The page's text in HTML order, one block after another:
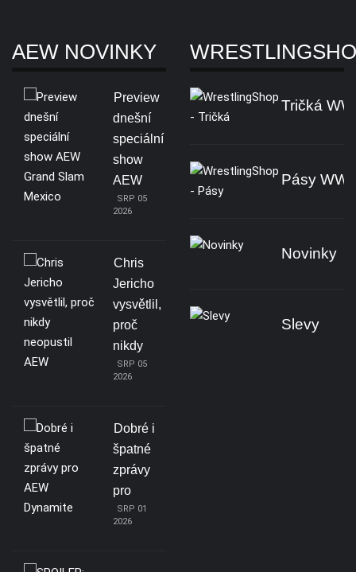
AEW NOVINKY
Preview
dnešní
speciální
show
AEW
SRP 05
2026
Chris
Jericho
vysvětlil,
proč
nikdy
SRP 05
2026
Dobré i
špatné
zprávy
pro
SRP 01
2026
Tričká
Pásy
Novinky
Slevy